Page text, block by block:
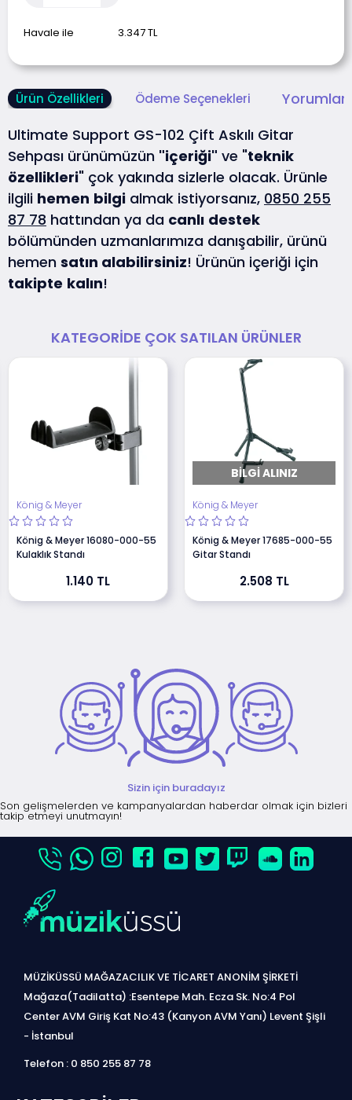
Havale ile 3.347TL
Ürün Özellikleri Ödeme Seçenekleri
Ultimate Support GS-102 Çift Askılı Gitar
Sehpası ürünümüzün "içeriği" ve "teknik
özellikleri" çok yakında sizlerle olacak. Ürünle
ilgili hemen bilgi almak istiyorsanız, 0850 255
87 78 hattından ya da canlı destek
bölümünden uzmanlarımıza danışabilir, ürünü
hemen satın alabilirsiniz! Ürünün içeriği için
takipte kalın!
KATEGORIDE ÇOK SATILAN ÜRÜNLER
König & Meyer
König & Meyer 16080-000-55
Kulaklık Standı
1.140 TL
BILGI ALINIZ
König & Meyer
König & Meyer 17685-000-55
Gitar Standı
2.508 TL
Sizin için buradayız
Son gelişmelerden ve kampanyalardan haberdar olmak için bizleri
takip etmeyi unutmayın!
MÜZİKÜSSÜ MAĞAZACILIK VE TİCARET ANONİM ŞİRKETİ
Mağaza(Tadilatta) :Esentepe Mah. Ecza Sk. No:4 Pol
Center AVM Giriş Kat No:43 (Kanyon AVM Yanı) Levent Şişli
- İstanbul
Telefon : 0 850 255 87 78